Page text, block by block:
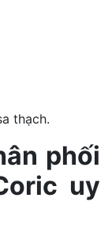
thạch.
phối
uy